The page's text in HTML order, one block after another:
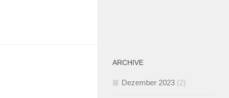
ARCHIVE
Dezember 2023 (2)